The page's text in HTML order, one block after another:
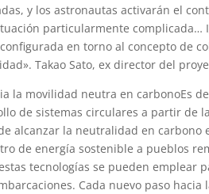
y los astronautas activarán el
particularmente complicada…
en torno al concepto de
Takao Sato, ex director del
la movilidad neutra en carbonoEs
de sistemas circulares a partir de
alcanzar la neutralidad en carbono
de energía sostenible a pueblos
tecnologías se pueden emplear
Cada nuevo paso